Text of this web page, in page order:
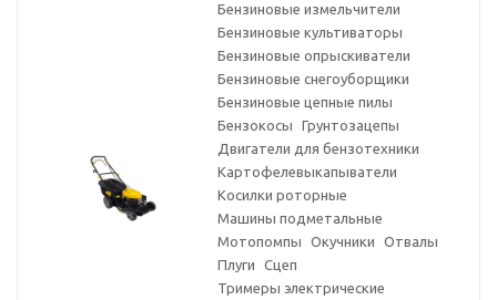
Бензиновые измельчители
Бензиновые культиваторы
Бензиновые опрыскиватели
Бензиновые снегоуборщики
Бензиновые цепные пилы
Бензокосы
Грунтозацепы
Двигатели для бензотехники
Картофелевыкапыватели
Косилки роторные
Машины подметальные
Мотопомпы
Окучники
Отвалы
Плуги
Сцеп
Тримеры электрические